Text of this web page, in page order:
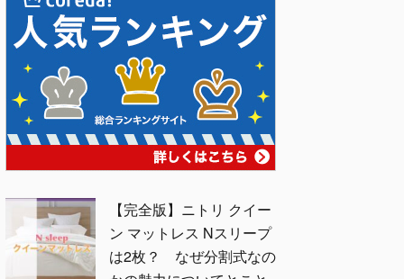
【完全版】ニトリ クイー
ン マットレス Nスリープ
は2枚？ なぜ分割式なの